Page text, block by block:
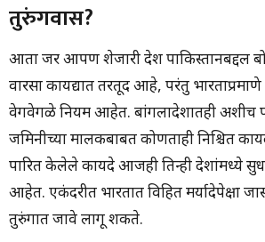
तुरुंगवास?
आता जर आपण शेजारी देश पाकिस्तानबद्दल
वारसा कायद्यात तरतूद आहे, परंतु भारताप्रमाणे
वेगवेगळे नियम आहेत. बांगलादेशातही अशीच
जमिनीच्या मालकीबाबत कोणताही निश्चित
पारित केलेले कायदे आजही तिन्ही देशांमध्ये
आहेत. एकंदरीत भारतात विहित मर्यादेपेक्षा
तुरुंगात जावे लागू शकते.